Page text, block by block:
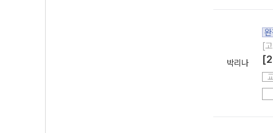
박리나
[